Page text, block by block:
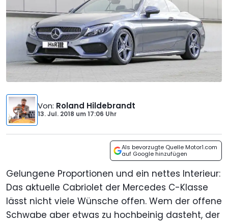
Von: Roland Hildebrandt
13. Jul. 2018 um17:06 Uhr
Als bevorzugte Quelle Motor1.com
auf Google hinzufügen
Gelungene Proportionen und ein nettes Interieur:
Das aktuelle Cabriolet der Mercedes C-Klasse
lässt nicht viele Wünsche offen. Wem der offene
Schwabe aber etwas zu hochbeinig dasteht, der